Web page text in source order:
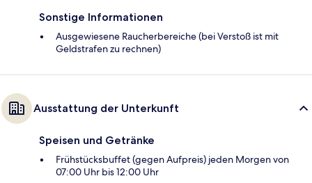
Sonstige Informationen
Ausgewiesene Raucherbereiche (bei Verstoß ist mit
Geldstrafen zu rechnen)
Ausstattung der Unterkunft
Speisen und Getränke
Frühstücksbuffet (gegen Aufpreis) jeden Morgen von
07:00 Uhr bis 12:00 Uhr